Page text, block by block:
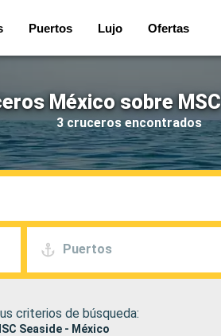
Puertos Lujo Ofertas
México sobre
3 cruceros encontrados
Puertos
criterios de búsqueda:
Seaside - México